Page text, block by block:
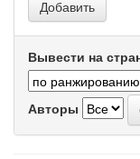
Вывести на
Авторы